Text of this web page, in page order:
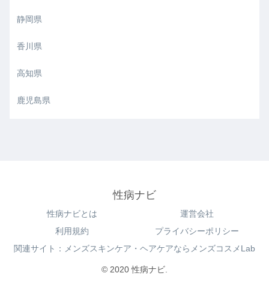
静岡県
香川県
高知県
鹿児島県
性病ナビ
性病ナビとは
運営会社
利用規約
プライバシーポリシー
関連サイト：メンズスキンケア・ヘアケアならメンズコスメLab
© 2020 性病ナビ.